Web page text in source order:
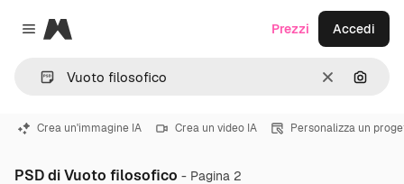
Close menu
Magnific
CancellaCerca
Prezzi Accedi
Crea un'immagine IA Crea un video IA Personalizza un
PSD di Vuoto filosofico - Pagina 2